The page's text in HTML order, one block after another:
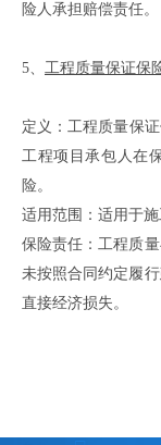
险人承担赔偿责任。
5、 工程质量保证保
定义 ：工程质量保
工程项目承包人在
险。
适用范围：适用于
保险责任：工程质
未按照合同约定履
直接经济损失。